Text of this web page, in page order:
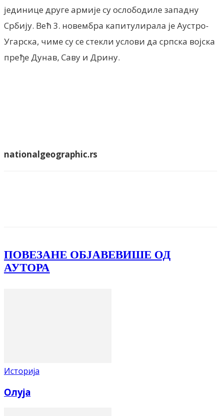
јединице друге армије су ослободиле западну
Србију. Већ 3. новембра капитулирала је Аустро-
Угарска, чиме су се стекли услови да српска војска
пређе Дунав, Саву и Дрину.
nationalgeographic.rs
ПОВЕЗАНЕ ОБЈАВЕВИШЕ ОД
АУТОРА
Историја
Олуја